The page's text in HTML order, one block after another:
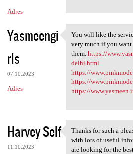
Adres
Yasmeengi
rls
07.10.2023
Adres
You will like the
You will like the
very much if you
them. https://
delhi.html
https://
https://
https://
Harvey Self
11.10.2023
Thanks for such
Thanks for such a
with lots of useful
are looking for the